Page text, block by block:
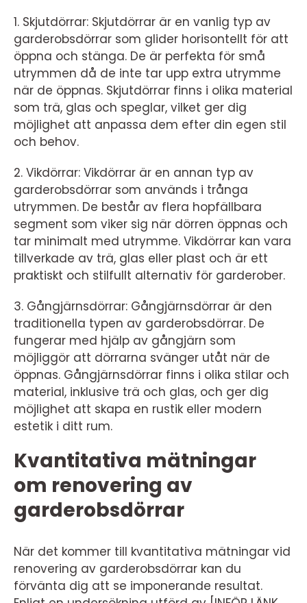
1. Skjutdörrar: Skjutdörrar är en vanlig typ av
garderobsdörrar som glider horisontellt för att
öppna och stänga. De är perfekta för små
utrymmen då de inte tar upp extra utrymme
när de öppnas. Skjutdörrar finns i olika material
som trä, glas och speglar, vilket ger dig
möjlighet att anpassa dem efter din egen stil
och behov.
2. Vikdörrar: Vikdörrar är en annan typ av
garderobsdörrar som används i trånga
utrymmen. De består av flera hopfällbara
segment som viker sig när dörren öppnas och
tar minimalt med utrymme. Vikdörrar kan vara
tillverkade av trä, glas eller plast och är ett
praktiskt och stilfullt alternativ för garderober.
3. Gångjärnsdörrar: Gångjärnsdörrar är den
traditionella typen av garderobsdörrar. De
fungerar med hjälp av gångjärn som
möjliggör att dörrarna svänger utåt när de
öppnas. Gångjärnsdörrar finns i olika stilar och
material, inklusive trä och glas, och ger dig
möjlighet att skapa en rustik eller modern
estetik i ditt rum.
Kvantitativa mätningar
om renovering av
garderobsdörrar
När det kommer till kvantitativa mätningar vid
renovering av garderobsdörrar kan du
förvänta dig att se imponerande resultat.